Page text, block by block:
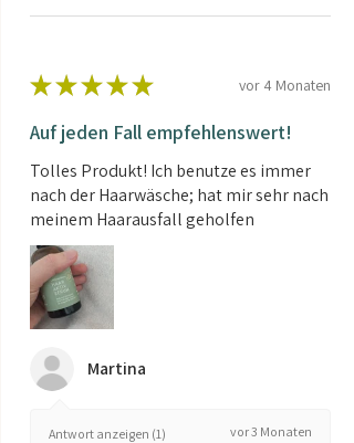
★ ★ ★ ★ ★ vor 4 Monaten
Auf jeden Fall empfehlenswert!
Tolles Produkt! Ich benutze es immer
nach der Haarwäsche; hat mir sehr nach
meinem Haarausfall geholfen
Martina
Antwort anzeigen (1) vor 3 Monaten